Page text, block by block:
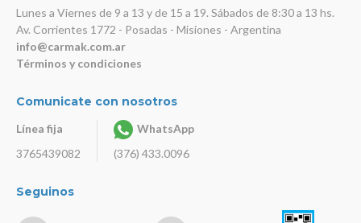
Lunes a Viernes de 9 a 13 y de 15 a 19. Sábados de 8:30 a 13 hs.
Av. Corrientes 1772 - Posadas - Misiones - Argentina
info@carmak.com.ar
Términos y condiciones
Comunicate con nosotros
Línea fija
3765439082
WhatsApp
(376) 433.0096
Seguinos